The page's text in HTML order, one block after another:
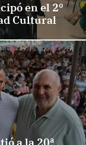
en el 2º
Cultural